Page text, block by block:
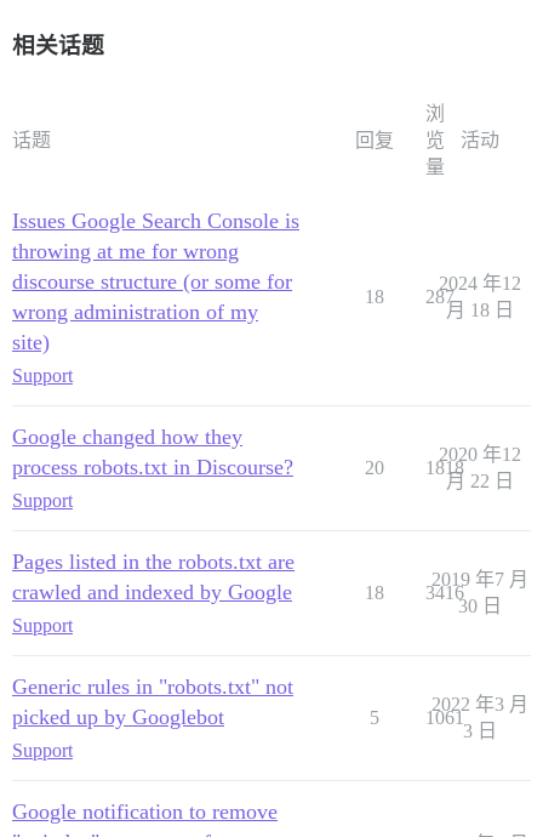
相关话题
话题 回复
浏
览
量
活动
Issues Google Search Console is
throwing at me for wrong
discourse structure (or some for
wrong administration of my
site)
Support
18 287
2024 年12
月 18 日
Google changed how they
process robots.txt in Discourse?
Support
20 1818
2020 年12
月 22 日
Pages listed in the robots.txt are
crawled and indexed by Google
Support
18 3416
2019 年7 月
30 日
Generic rules in "robots.txt" not
picked up by Googlebot
Support
5 1061
2022 年3 月
3 日
Google notification to remove